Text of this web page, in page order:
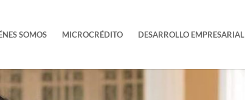
SOMOS MICROCRÉDITO DESARROLLO EMPRESARIAL